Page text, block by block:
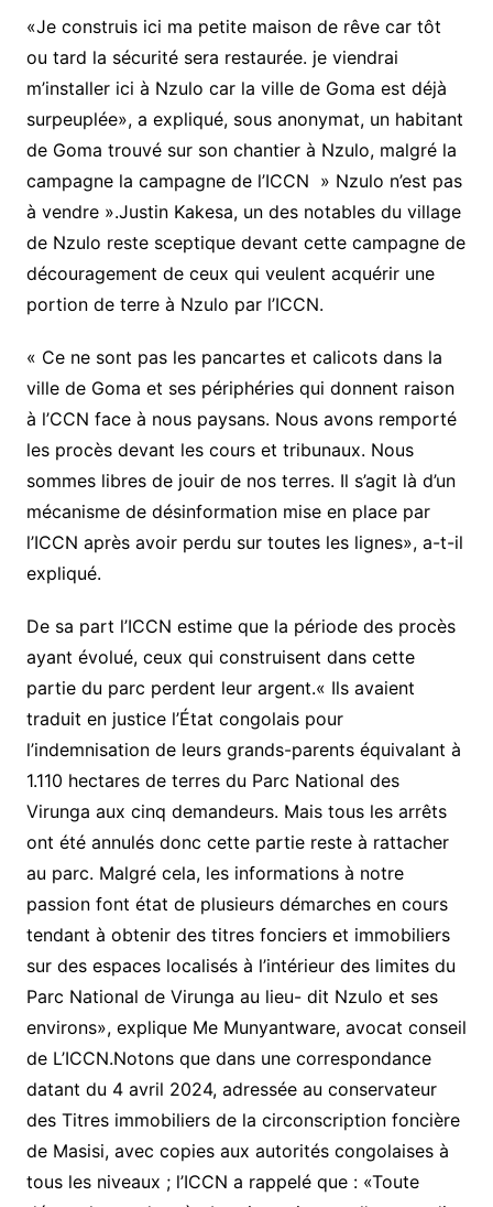
«Je construis ici ma petite maison de rêve car tôt
ou tard la sécurité sera restaurée. je viendrai
m’installer ici à Nzulo car la ville de Goma est déjà
surpeuplée», a expliqué, sous anonymat, un habitant
de Goma trouvé sur son chantier à Nzulo, malgré la
campagne la campagne de l’ICCN » Nzulo n’est pas
à vendre ».Justin Kakesa, un des notables du village
de Nzulo reste sceptique devant cette campagne de
découragement de ceux qui veulent acquérir une
portion de terre à Nzulo par l’ICCN.
« Ce ne sont pas les pancartes et calicots dans la
ville de Goma et ses périphéries qui donnent raison
à l’CCN face à nous paysans. Nous avons remporté
les procès devant les cours et tribunaux. Nous
sommes libres de jouir de nos terres. Il s’agit là d’un
mécanisme de désinformation mise en place par
l’ICCN après avoir perdu sur toutes les lignes», a-t-il
expliqué.
De sa part l’ICCN estime que la période des procès
ayant évolué, ceux qui construisent dans cette
partie du parc perdent leur argent.« Ils avaient
traduit en justice l’État congolais pour
l’indemnisation de leurs grands-parents équivalant à
1.110 hectares de terres du Parc National des
Virunga aux cinq demandeurs. Mais tous les arrêts
ont été annulés donc cette partie reste à rattacher
au parc. Malgré cela, les informations à notre
passion font état de plusieurs démarches en cours
tendant à obtenir des titres fonciers et immobiliers
sur des espaces localisés à l’intérieur des limites du
Parc National de Virunga au lieu- dit Nzulo et ses
environs», explique Me Munyantware, avocat conseil
de L’ICCN.Notons que dans une correspondance
datant du 4 avril 2024, adressée au conservateur
des Titres immobiliers de la circonscription foncière
de Masisi, avec copies aux autorités congolaises à
tous les niveaux ; l’ICCN a rappelé que : «Toute